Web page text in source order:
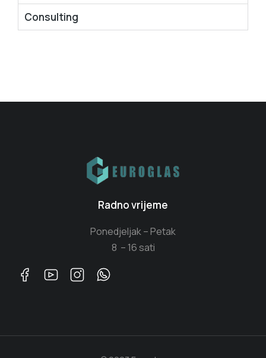
Consulting
Radno vrijeme
Ponedjeljak – Petak
8 – 16 sati